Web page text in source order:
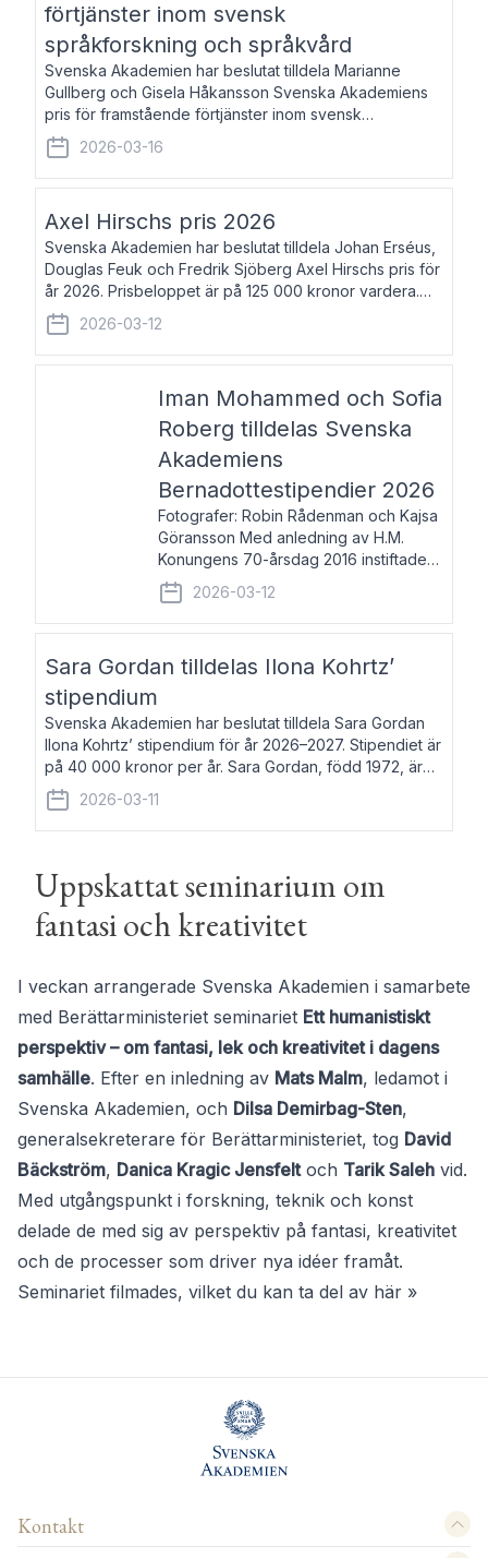
förtjänster inom svensk
språkforskning och språkvård
Svenska Akademien har beslutat tilldela Marianne
Gullberg och Gisela Håkansson Svenska Akademiens
pris för framstående förtjänster inom svensk
språkforskning och språkvård till minne av Carl Gabriel
och Karin Forsberg för år 2026. Prissumma
2026-03-16
Axel Hirschs pris 2026
Svenska Akademien har beslutat tilldela Johan Erséus,
Douglas Feuk och Fredrik Sjöberg Axel Hirschs pris för
år 2026. Prisbeloppet är på 125 000 kronor vardera.
Johan Erséus, född 1959, är fackboksförfattare och
journalist med mångårigt för
2026-03-12
Iman Mohammed och Sofia
Roberg tilldelas Svenska
Akademiens
Bernadottestipendier 2026
Fotografer: Robin Rådenman och Kajsa
Göransson Med anledning av H.M.
Konungens 70-årsdag 2016 instiftade
fem av de kungliga akademierna det så
kallade Bernadotteprogrammet med
syfte att genom stipendier erbjuda stöd
2026-03-12
Sara Gordan tilldelas Ilona Kohrtz’
stipendium
Svenska Akademien har beslutat tilldela Sara Gordan
Ilona Kohrtz’ stipendium för år 2026–2027. Stipendiet är
på 40 000 kronor per år. Sara Gordan, född 1972, är
författare och översättare. Hon debuterade 2006 med
det prosalyriska verket En
2026-03-11
Uppskattat seminarium om
fantasi och kreativitet
I veckan arrangerade Svenska Akademien i samarbete
med Berättarministeriet seminariet Ett humanistiskt
perspektiv – om fantasi, lek och kreativitet i dagens
samhälle. Efter en inledning av Mats Malm, ledamot i
Svenska Akademien, och Dilsa Demirbag-Sten,
generalsekreterare för Berättarministeriet, tog David
Bäckström, Danica Kragic Jensfeltoch Tarik Saleh vid.
Med utgångspunkt i forskning, teknik och konst
delade de med sig av perspektiv på fantasi, kreativitet
och de processer som driver nya idéer framåt.
Seminariet filmades, vilket du kan ta del av här »
Kontakt